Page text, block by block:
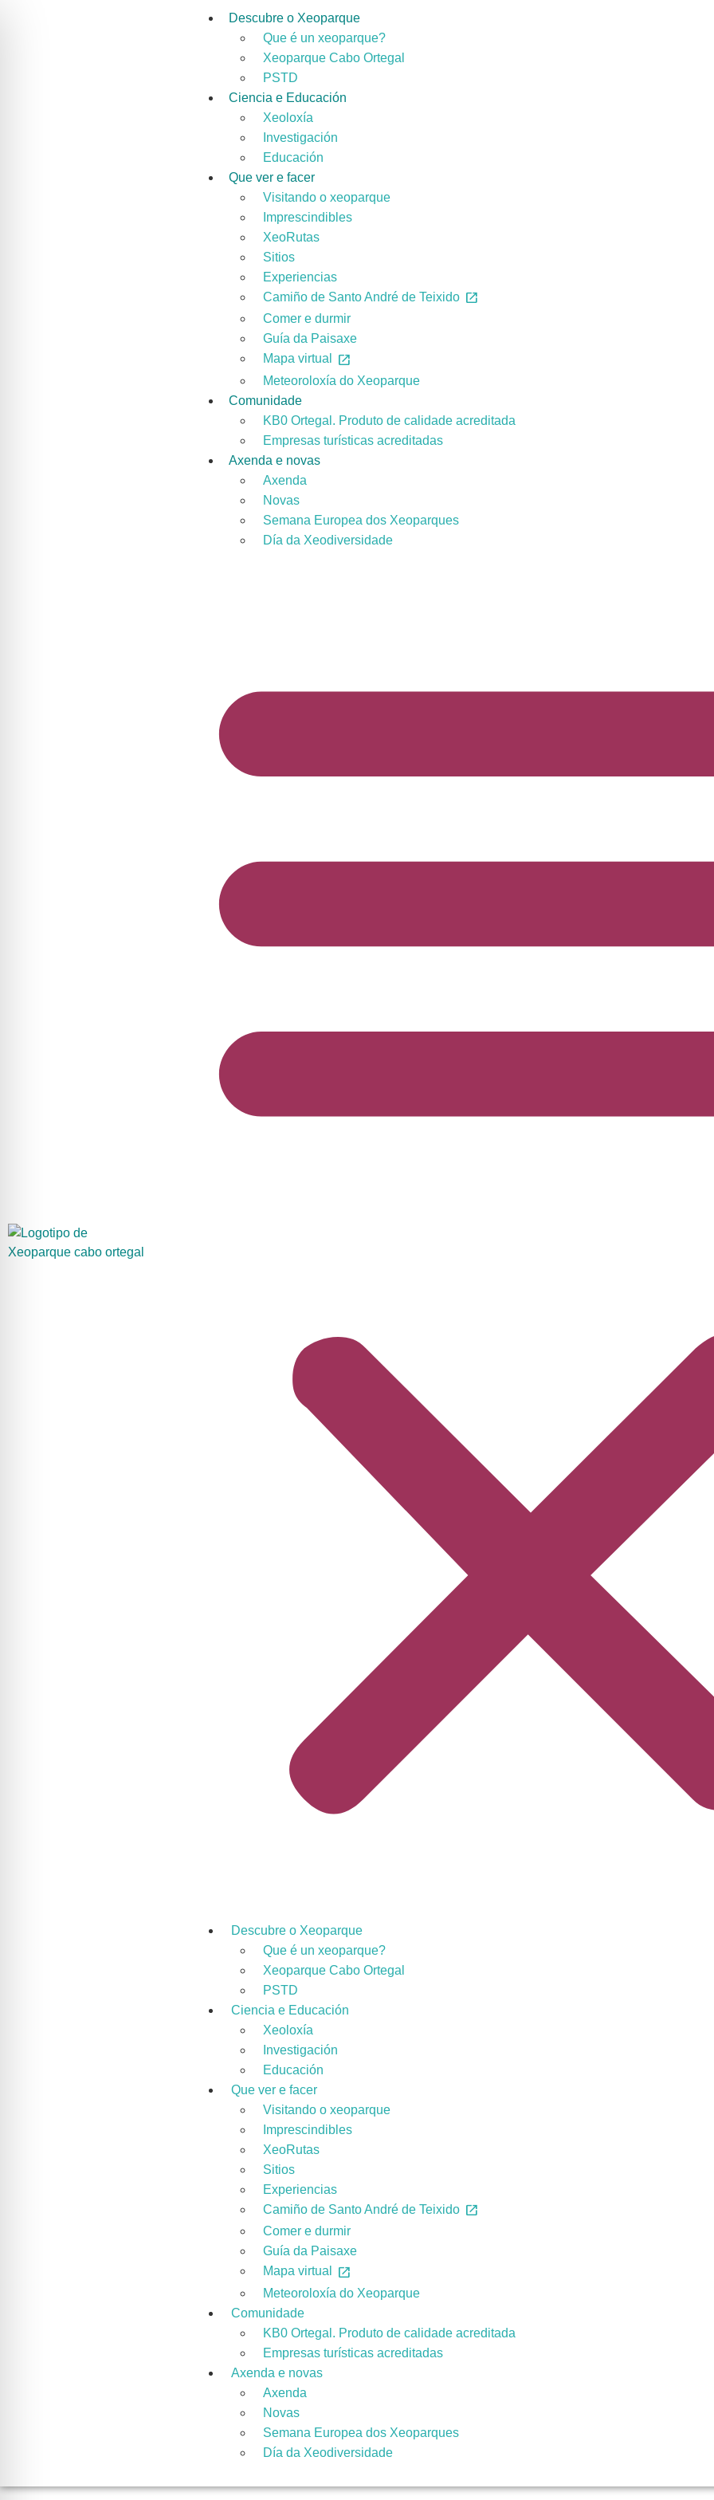
Descubre o Xeoparque
Que é un xeoparque?
Xeoparque Cabo Ortegal
PSTD
Ciencia e Educación
Xeoloxía
Investigación
Educación
Que ver e facer
Visitando o xeoparque
Imprescindibles
XeoRutas
Sitios
Experiencias
Camiño de Santo André de Teixido
Comer e durmir
Guía da Paisaxe
Mapa virtual
Meteoroloxía do Xeoparque
Comunidade
KB0 Ortegal. Produto de calidade acreditada
Empresas turísticas acreditadas
Axenda e novas
Axenda
Novas
Semana Europea dos Xeoparques
Día da Xeodiversidade
Descubre o Xeoparque
Que é un xeoparque?
Xeoparque Cabo Ortegal
PSTD
Ciencia e Educación
Xeoloxía
Investigación
Educación
Que ver e facer
Visitando o xeoparque
Imprescindibles
XeoRutas
Sitios
Experiencias
Camiño de Santo André de Teixido
Comer e durmir
Guía da Paisaxe
Mapa virtual
Meteoroloxía do Xeoparque
Comunidade
KB0 Ortegal. Produto de calidade acreditada
Empresas turísticas acreditadas
Axenda e novas
Axenda
Novas
Semana Europea dos Xeoparques
Día da Xeodiversidade